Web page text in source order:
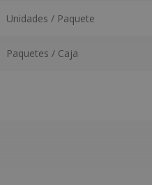
Unidades / Paquete
Paquetes / Caja